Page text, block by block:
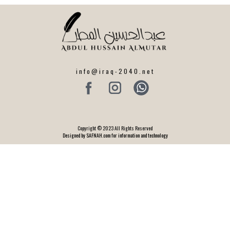
info@iraq-2040.net
Copyright © 2023 All Rights Reserved
Designed by SAFNAH.com for information and technology